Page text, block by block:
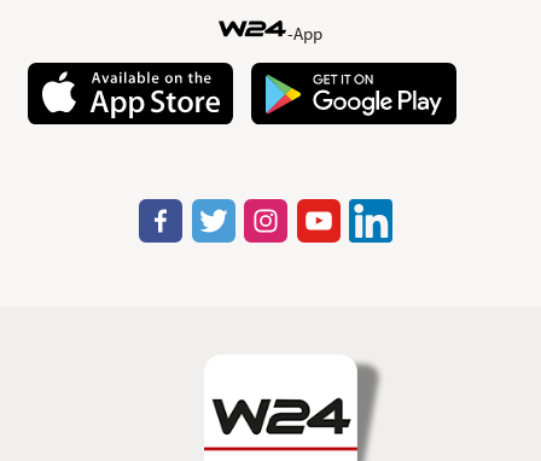
-App